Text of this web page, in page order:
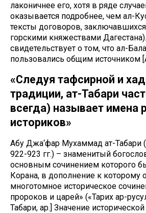
лаконичнее его, хотя в ряде
оказывается подробнее, чем ал-
тексты договоров,
горскими княжествами
свидетельствует о том, что ал-
пользовались общим источником
«Следуя тафсирной и
традиции, ат-Табари
всегда) называет имена
историков»
Абу Джа‘фaр Мухаммад ат-Табари
922-923 гг.) – знаменитый
основным сочинением которого
Корана, в дополнение к которому
многотомное историческое
пророков и царей» («Тарих ар-
Табари, ар.] Значение